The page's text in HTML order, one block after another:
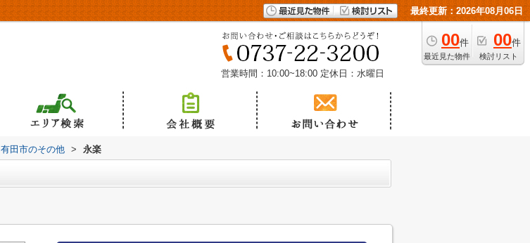
最終更新：2026年08月06日
00件
最近見た物件
00件
検討リスト
営業時間：10:00~18:00 定休日：水曜日
有田市のその他 > 永楽